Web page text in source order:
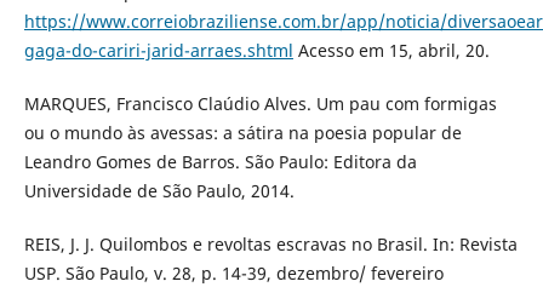
https://www.correiobraziliense.com.br/app/noticia/
gaga-do-cariri-jarid-arraes.shtml Acesso em 15, abril, 20.
MARQUES, Francisco Claúdio Alves. Um pau com formigas
ou o mundo às avessas: a sátira na poesia popular de
Leandro Gomes de Barros. São Paulo: Editora da
Universidade de São Paulo, 2014.
REIS, J. J. Quilombos e revoltas escravas no Brasil. In: Revista
USP. São Paulo, v. 28, p. 14-39, dezembro/ fevereiro